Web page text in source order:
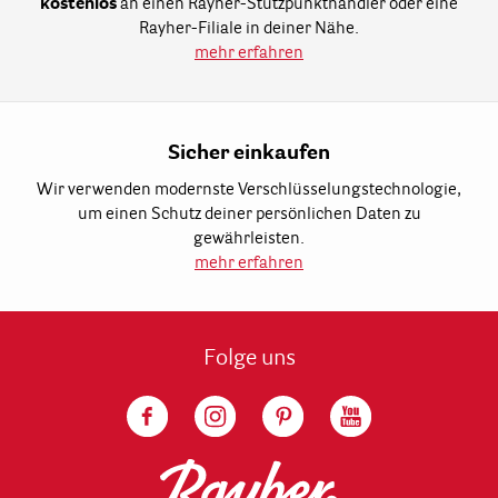
kostenlos an einen Rayher-Stützpunkthändler oder eine
Rayher-Filiale in deiner Nähe.
mehr erfahren
Sicher einkaufen
Wir verwenden modernste Verschlüsselungstechnologie,
um einen Schutz deiner persönlichen Daten zu
gewährleisten.
mehr erfahren
Folge uns